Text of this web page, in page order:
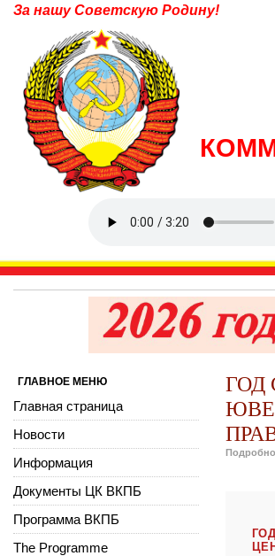
За нашу Советскую Родину!
ГОД
ГЛАВНОЕ МЕНЮ
Главная страница
Новости
Информация
Документы ЦК ВКПБ
Программа ВКПБ
The Programme